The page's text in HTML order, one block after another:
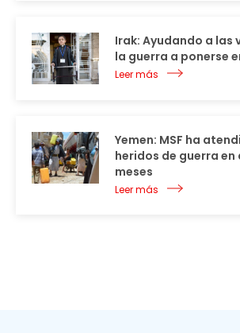
Irak: Ayudando a las
la guerra a ponerse
Leer más
Yemen: MSF ha
heridos de guerra en
meses
Leer más